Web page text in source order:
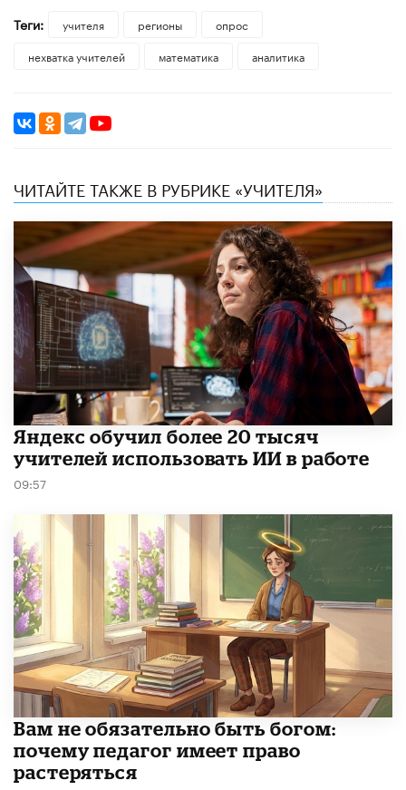
Теги:
учителя регионы
опрос
нехватка учителей
математика аналитика
ЧИТАЙТЕ ТАКЖЕ В РУБРИКЕ «УЧИТЕЛЯ»
​Яндекс обучил более 20 тысяч
учителей использовать ИИ в работе
09:57
​Вам не обязательно быть богом:
почему педагог имеет право
растеряться